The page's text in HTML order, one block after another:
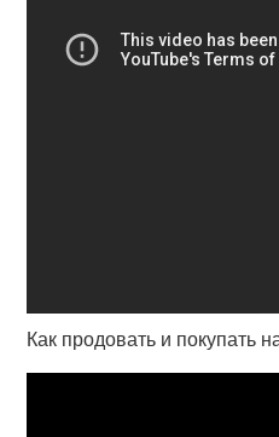
Как продовать и покупать